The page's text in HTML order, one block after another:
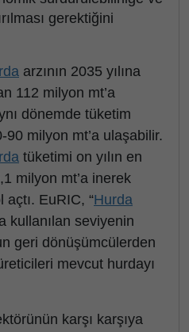
gerektiğini
arzının 2035 yılına
112 milyon mt’a
dönemde tüketim
90 milyon mt’a ulaşabilir.
tüketimi on yılın en
milyon mt’a inerek
açtı. EuRIC, “Hurda
kullanılan seviyenin
geri dönüşümcülerden
mevcut hurdayı
karşı karşıya